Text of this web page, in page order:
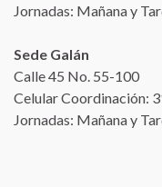
Jornadas: Mañana y
Sede Galán
Calle 45 No. 55-100
Celular Coordinación:
Jornadas: Mañana y